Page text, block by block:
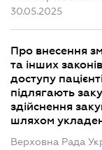
30.05.2025
Про внесення
та інших
доступу
підлягають
здійснення
шляхом
Верховна Рада